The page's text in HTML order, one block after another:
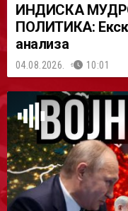
ИНДИСКА
ПОЛИТИКА:
анализа
04.08.2026. 10:01